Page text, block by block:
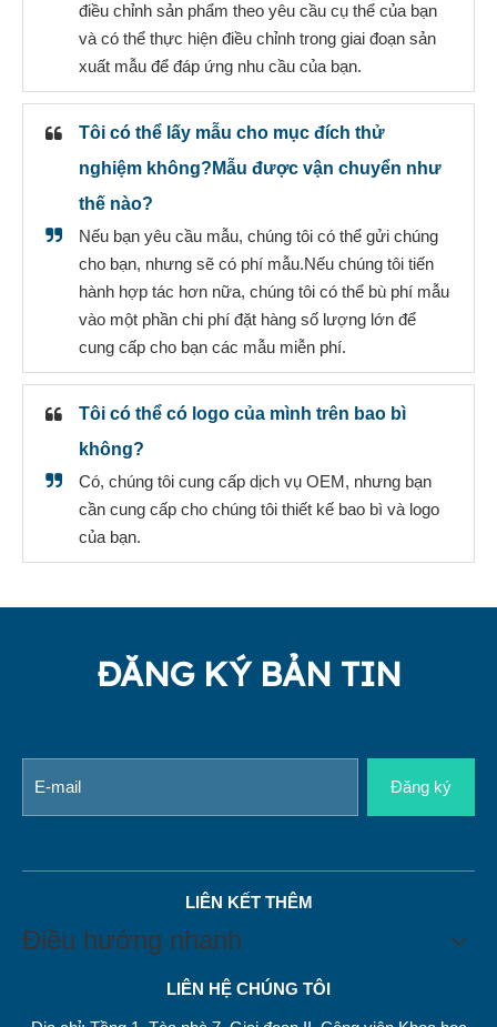
điều chỉnh sản phẩm theo yêu cầu cụ thể của bạn
và có thể thực hiện điều chỉnh trong giai đoạn sản
xuất mẫu để đáp ứng nhu cầu của bạn.
Tôi có thể lấy mẫu cho mục đích thử
nghiệm không?Mẫu được vận chuyển như
thế nào?
Nếu bạn yêu cầu mẫu, chúng tôi có thể gửi chúng
cho bạn, nhưng sẽ có phí mẫu.Nếu chúng tôi tiến
hành hợp tác hơn nữa, chúng tôi có thể bù phí mẫu
vào một phần chi phí đặt hàng số lượng lớn để
cung cấp cho bạn các mẫu miễn phí.
Tôi có thể có logo của mình trên bao bì
không?
Có, chúng tôi cung cấp dịch vụ OEM, nhưng bạn
cần cung cấp cho chúng tôi thiết kế bao bì và logo
của bạn.
ĐĂNG KÝ BẢN TIN
Đăng ký
LIÊN KẾT THÊM
Điều hướng nhanh
LIÊN HỆ CHÚNG TÔI